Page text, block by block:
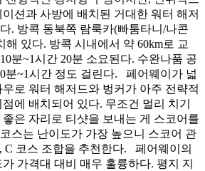
션과 사방에 배치된 거대한 워터 해저
. 방콕 동북쪽 람룩카(빠툼타니/나콘
해 있다. 방콕 시내에서 약 60km로 교
분~1시간 20분 소요된다. 수완나품 공
분~1시간 정도 걸린다. 페어웨이가 넓
로 워터 해저드와 벙커가 아주 전략적
에 배치되어 있다. 무조건 멀리 치기
은 자리로 티샷을 보내는 게 스코어를
스는 난이도가 가장 높으니 스코어 관
C 코스 조합을 추천한다. 페어웨이의
가격대 대비 매우 훌륭하다. 평지 지